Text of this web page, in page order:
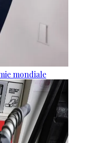
mondiale